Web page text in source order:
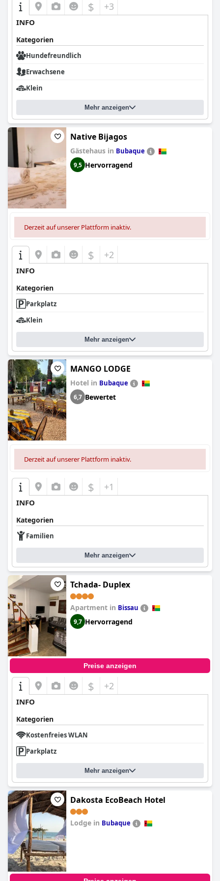
$ +3
INFO
Kategorien
Hundefreundlich
Erwachsene
Klein
Mehr anzeigen
Native Bijagos
Gästehaus in Bubaque
9,5 Hervorragend
Derzeit auf unserer Plattform inaktiv.
$ +2
INFO
Kategorien
Parkplatz
Klein
Mehr anzeigen
MANGO LODGE
Hotel in Bubaque
6,7 Bewertet
Derzeit auf unserer Plattform inaktiv.
$ +1
INFO
Kategorien
Familien
Mehr anzeigen
Tchada- Duplex
Apartment in Bissau
9,7 Hervorragend
Preise anzeigen
$ +2
INFO
Kategorien
Kostenfreies WLAN
Parkplatz
Mehr anzeigen
Dakosta EcoBeach Hotel
Lodge in Bubaque